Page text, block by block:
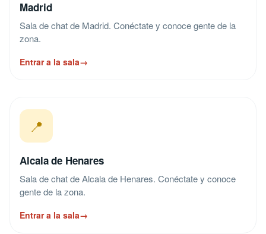
Madrid
Sala de chat de Madrid. Conéctate y conoce gente de la
zona.
Entrar a la sala→
📍
Alcala de Henares
Sala de chat de Alcala de Henares. Conéctate y conoce
gente de la zona.
Entrar a la sala→